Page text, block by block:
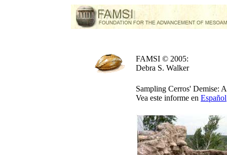
FAMSI © 2005:
Debra S. Walker
Sampling Cerros' Demise:
Vea este informe en Español